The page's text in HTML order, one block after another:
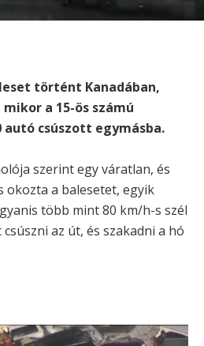
történt Kanadában,
a 15-ös számú
autó csúszott egymásba.
szerint egy váratlan, és
okozta a balesetet, egyik
több mint 80 km/h-s szél
az út, és szakadni a hó